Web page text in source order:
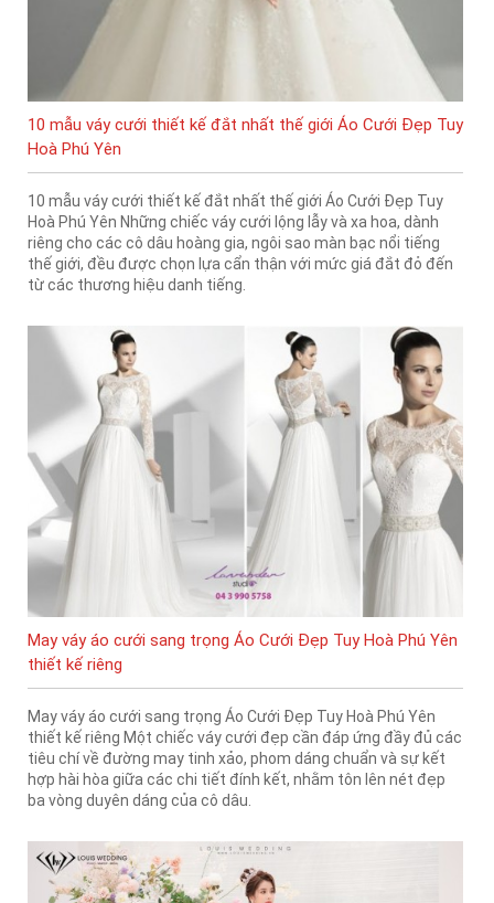
10 mẫu váy cưới thiết kế đắt nhất thế giới Áo Cưới Đẹp Tuy
Hoà Phú Yên
10 mẫu váy cưới thiết kế đắt nhất thế giới Áo Cưới Đẹp Tuy
Hoà Phú Yên Những chiếc váy cưới lộng lẫy và xa hoa, dành
riêng cho các cô dâu hoàng gia, ngôi sao màn bạc nổi tiếng
thế giới, đều được chọn lựa cẩn thận với mức giá đắt đỏ đến
từ các thương hiệu danh tiếng.
May váy áo cưới sang trọng Áo Cưới Đẹp Tuy Hoà Phú Yên
thiết kế riêng
May váy áo cưới sang trọng Áo Cưới Đẹp Tuy Hoà Phú Yên
thiết kế riêng Một chiếc váy cưới đẹp cần đáp ứng đầy đủ các
tiêu chí về đường may tinh xảo, phom dáng chuẩn và sự kết
hợp hài hòa giữa các chi tiết đính kết, nhằm tôn lên nét đẹp
ba vòng duyên dáng của cô dâu.